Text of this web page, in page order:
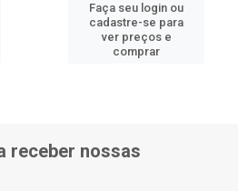
Faça seu login ou
cadastre-se para
ver preços e
comprar
receber nossas